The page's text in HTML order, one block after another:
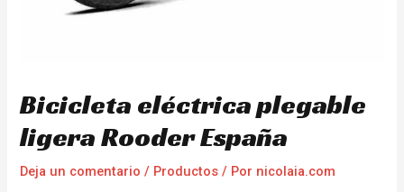
Bicicleta eléctrica plegable
ligera Rooder España
Deja un comentario / Productos / Por nicolaia.com